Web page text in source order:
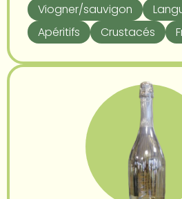
Viogner/sauvigon
Apéritifs
Crustacés